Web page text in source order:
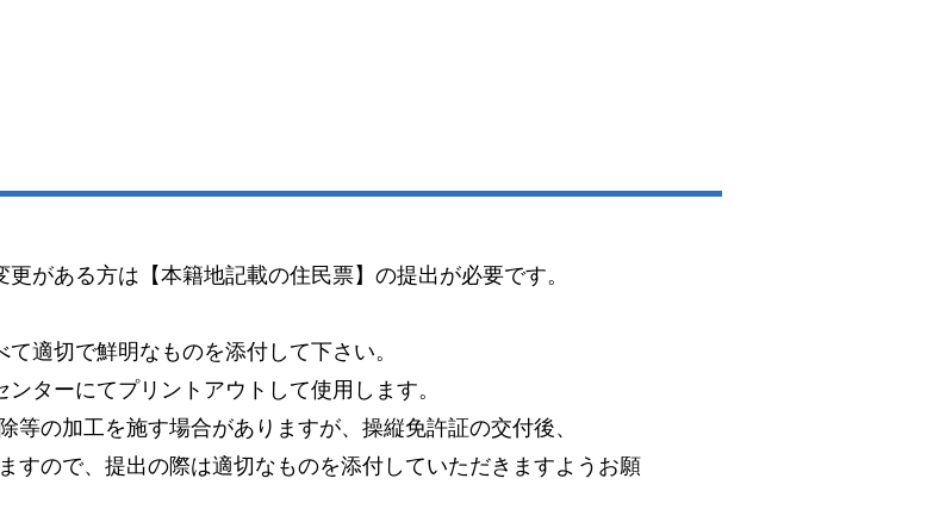
がある方は【本籍地記載の住民票】の提出が必要です。
適切で鮮明なものを添付して下さい。
ターにてプリントアウトして使用します。
等の加工を施す場合がありますが、操縦免許証の交付後、
すので、提出の際は適切なものを添付していただきますようお願